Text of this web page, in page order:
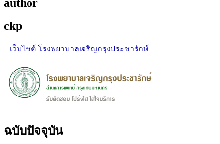
author
ckp
เว็บไซต์ โรงพยาบาลเจริญกรุงประชารักษ์
ฉบับปัจจุบัน